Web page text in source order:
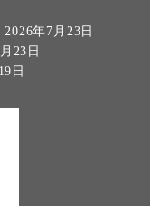
2026年7月23日
23日
日